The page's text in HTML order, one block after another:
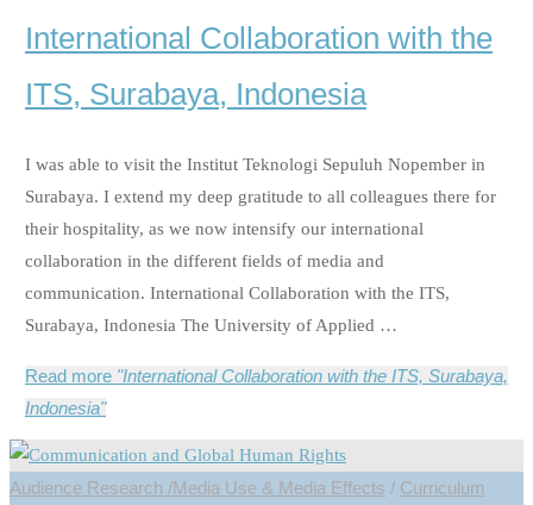
International Collaboration with the
ITS, Surabaya, Indonesia
I was able to visit the Institut Teknologi Sepuluh Nopember in
Surabaya. I extend my deep gratitude to all colleagues there for
their hospitality, as we now intensify our international
collaboration in the different fields of media and
communication. International Collaboration with the ITS,
Surabaya, Indonesia The University of Applied …
Read more "International Collaboration with the ITS, Surabaya,
Indonesia"
Audience Research /Media Use & Media Effects / Curriculum